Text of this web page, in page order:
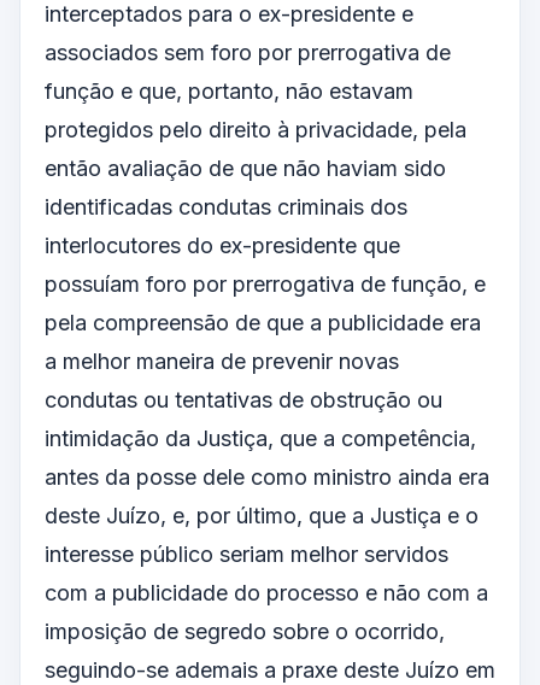
interceptados para o ex-presidente e
associados sem foro por prerrogativa de
função e que, portanto, não estavam
protegidos pelo direito à privacidade, pela
então avaliação de que não haviam sido
identificadas condutas criminais dos
interlocutores do ex-presidente que
possuíam foro por prerrogativa de função, e
pela compreensão de que a publicidade era
a melhor maneira de prevenir novas
condutas ou tentativas de obstrução ou
intimidação da Justiça, que a competência,
antes da posse dele como ministro ainda era
deste Juízo, e, por último, que a Justiça e o
interesse público seriam melhor servidos
com a publicidade do processo e não com a
imposição de segredo sobre o ocorrido,
seguindo-se ademais a praxe deste Juízo em